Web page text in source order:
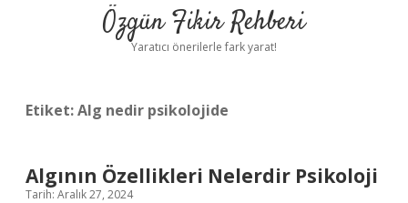
Yasal Uyarı
Özgün Fikir Rehberi
Yaratıcı önerilerle fark yarat!
Etiket:Alg nedir psikolojide
Algının Özellikleri Nelerdir Psikoloji
Tarih: Aralık 27, 2024